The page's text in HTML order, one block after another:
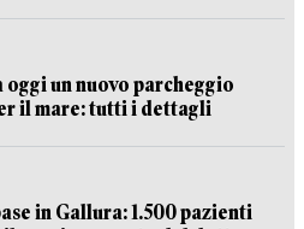
oggi un nuovo parcheggio
il mare: tutti i dettagli
in Gallura: 1.500 pazienti